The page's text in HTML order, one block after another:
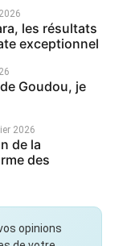
les résultats
exceptionnel
Goudou, je
2026
de la
des
opinions